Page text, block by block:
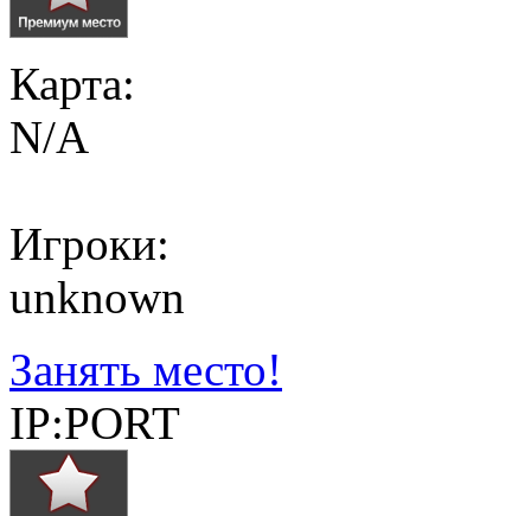
Карта:
N/A
Игроки:
unknown
Занять место!
IP:PORT